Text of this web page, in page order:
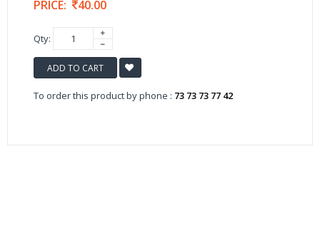
PRICE: 40.00
Qty:
ADD TO CART
To order this product by phone : 73 73 73 77 42